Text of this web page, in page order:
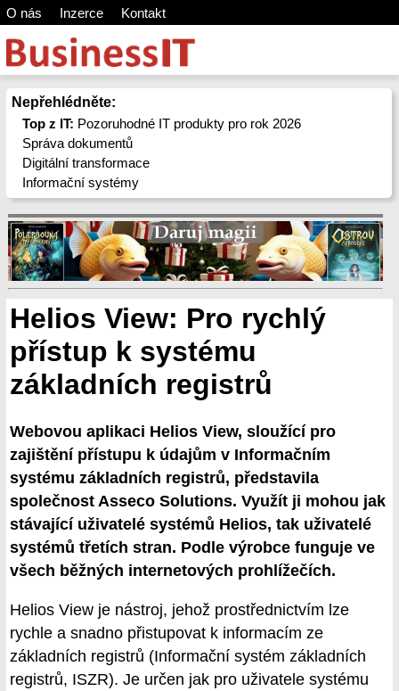
O nás Inzerce Kontakt
Nepřehlédněte:
Top z IT: Pozoruhodné IT produkty pro rok 2026
Správa dokumentů
Digitální transformace
Informační systémy
Helios View: Pro rychlý
přístup k systému
základních registrů
Webovou aplikaci Helios View, sloužící pro
zajištění přístupu k údajům v Informačním
systému základních registrů, představila
společnost Asseco Solutions. Využít ji mohou jak
stávající uživatelé systémů Helios, tak uživatelé
systémů třetích stran. Podle výrobce funguje ve
všech běžných internetových prohlížečích.
Helios View je nástroj, jehož prostřednictvím lze
rychle a snadno přistupovat k informacím ze
základních registrů (Informační systém základních
registrů, ISZR). Je určen jak pro uživatele systému